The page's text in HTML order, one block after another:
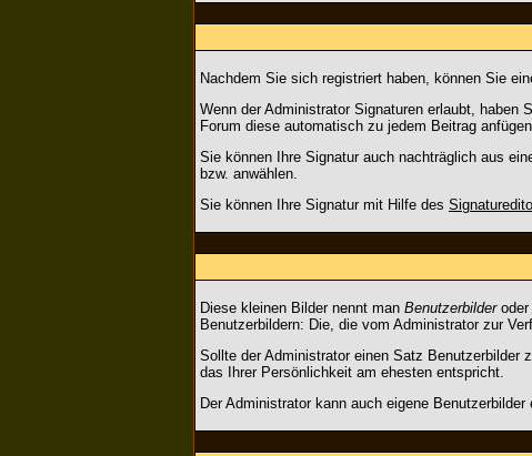
Nachdem Sie sich registriert haben, können Sie
Wenn der Administrator Signaturen erlaubt, haben
Forum diese automatisch zu jedem Beitrag
Sie können Ihre Signatur auch nachträglich aus
bzw. anwählen.
Sie können Ihre Signatur mit Hilfe des
Diese kleinen Bilder nennt man Benutzerbilderoder
Benutzerbildern: Die, die vom Administrator zur
Sollte der Administrator einen Satz Benutzerbilder
das Ihrer Persönlichkeit am ehesten entspricht.
Der Administrator kann auch eigene